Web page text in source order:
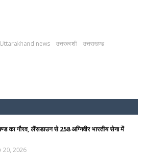
Uttarakhand news उत्तरकाशी
उत्तराखण्ड
का गौरव, लैंसडाउन से 258 अग्निवीर भारतीय सेना में
20, 2026